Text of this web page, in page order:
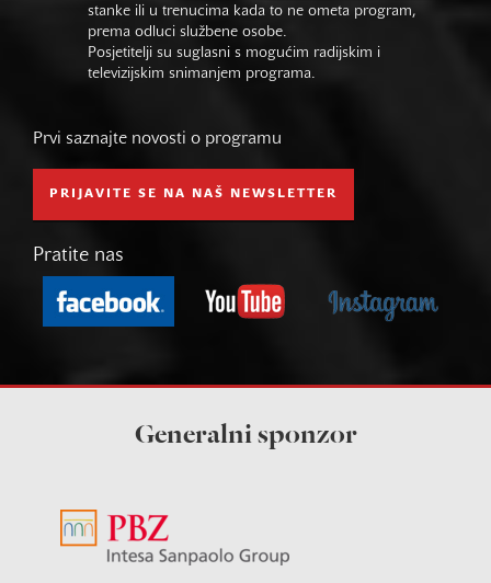
stanke ili u trenucima kada to ne ometa program,
prema odluci službene osobe.
Posjetitelji su suglasni s mogućim radijskim i
televizijskim snimanjem programa.
Prvi saznajte novosti o programu
PRIJAVITE SE NA NAŠ NEWSLETTER
Pratite nas
Generalni sponzor